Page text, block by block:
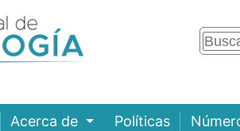
Acerca de Políticas